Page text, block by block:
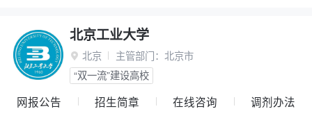
北京工业大学
 北京 主管部门： 北京市
“双一流”建设高校
网报公告 招生简章 在线咨询 调剂办法